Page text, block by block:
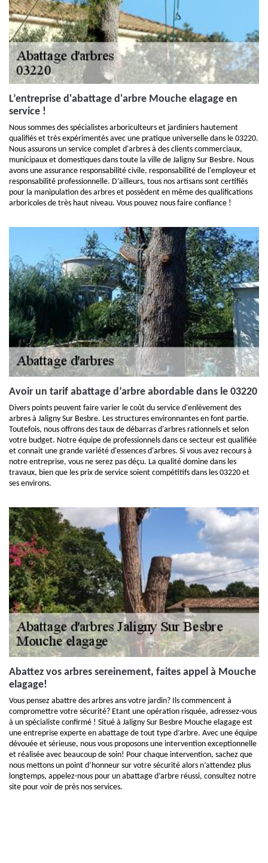
L’entreprise d'abattage d'arbre Mouche elagage en
service !
Nous sommes des spécialistes arboriculteurs et jardiniers hautement
qualifiés et très expérimentés avec une pratique universelle dans le 03220.
Nous assurons un service complet d'arbres à des clients commerciaux,
municipaux et domestiques dans toute la ville de Jaligny Sur Besbre. Nous
avons une assurance responsabilité civile, responsabilité de l'employeur et
responsabilité professionnelle. D’ailleurs, tous nos artisans sont certifiés
pour la manipulation des arbres et possèdent en même des qualifications
arboricoles de très haut niveau. Vous pouvez nous faire confiance !
Avoir un tarif abattage d’arbre abordable dans le 03220
Divers points peuvent faire varier le coût du service d'enlèvement des
arbres à Jaligny Sur Besbre. Les structures environnantes en font partie.
Toutefois, nous offrons des taux de débarras d'arbres rationnels et selon
votre budget. Notre équipe de professionnels dans ce secteur est qualifiée
et connait une grande variété d'essences d'arbres. Si vous avez recours à
notre entreprise, vous ne serez pas déçu. La qualité domine dans les
travaux, bien que les prix de service soient compétitifs dans les 03220 et
ses environs.
Abattez vos arbres sereinement, faites appel à Mouche
elagage!
Vous pensez abattre des arbres ans votre jardin? Ils commencent à
compromettre votre sécurité? Etant une opération risquée, adressez-vous
à un spécialiste confirmé ! Situé à Jaligny Sur Besbre Mouche elagage est
une entreprise experte en abattage de tout type d’arbre. Avec une équipe
dévouée et sérieuse, nous vous proposons une intervention exceptionnelle
et réalisée avec beaucoup de soin! Pour chaque intervention, sachez que
nous mettons un point d’honneur sur votre sécurité alors n’attendez plus
longtemps, appelez-nous pour un abattage d’arbre réussi, consultez notre
site pour voir de près nos services.